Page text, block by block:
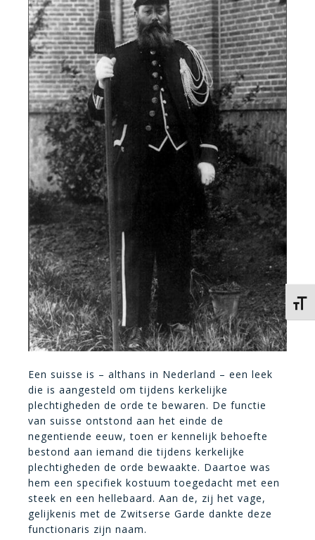
Een suisse is – althans in Nederland – een leek
die is aangesteld om tijdens kerkelijke
plechtigheden de orde te bewaren. De functie
van suisse ontstond aan het einde de
negentiende eeuw, toen er kennelijk behoefte
bestond aan iemand die tijdens kerkelijke
plechtigheden de orde bewaakte. Daartoe was
hem een specifiek kostuum toegedacht met een
steek en een hellebaard. Aan de, zij het vage,
gelijkenis met de Zwitserse Garde dankte deze
functionaris zijn naam.